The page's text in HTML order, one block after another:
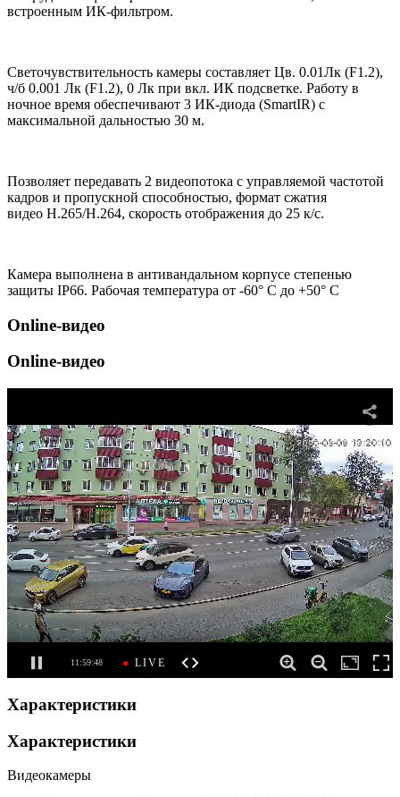
встроенным ИК-фильтром.
Светочувствительность камеры составляет Цв. 0.01Лк (F1.2),
ч/б 0.001 Лк (F1.2), 0 Лк при вкл. ИК подсветке. Работу в
ночное время обеспечивают 3 ИК-диода (SmartIR) с
максимальной дальностью 30 м.
Позволяет передавать 2 видеопотока с управляемой частотой
кадров и пропускной способностью, формат сжатия
видео H.265/H.264, скорость отображения до 25 к/с.
Камера выполнена в антивандальном корпусе степенью
защиты IP66. Рабочая температура от -60° С до +50° С
Online-видео
Online-видео
Характеристики
Характеристики
Видеокамеры